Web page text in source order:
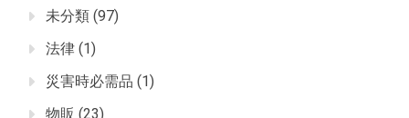
未分類 (97)
法律 (1)
災害時必需品 (1)
物販 (23)